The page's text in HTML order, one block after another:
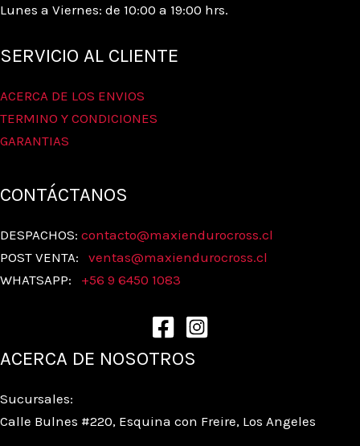
Lunes a Viernes: de 10:00 a 19:00 hrs.
SERVICIO AL CLIENTE
ACERCA DE LOS ENVIOS
TERMINO Y CONDICIONES
GARANTIAS
CONTÁCTANOS
DESPACHOS: contacto@maxiendurocross.cl
POST VENTA: ventas@maxiendurocross.cl
WHATSAPP: +56 9 6450 1083
ACERCA DE NOSOTROS
Sucursales:
Calle Bulnes #220, Esquina con Freire, Los Angeles